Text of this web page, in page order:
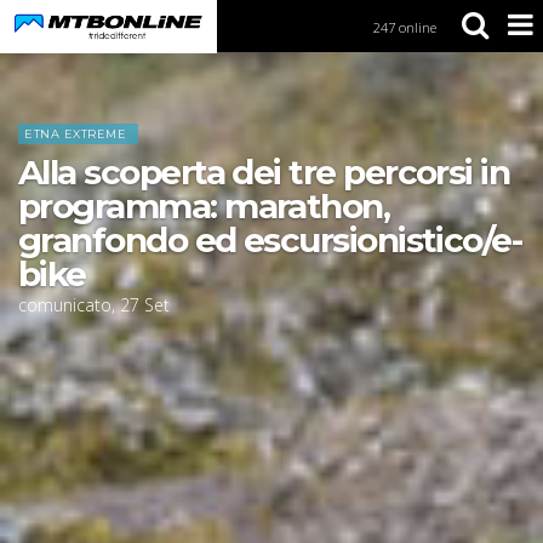
k
a
a
t
o
n
S
k
i
p
t
247 online
Home News
ETNA EXTREME
Alla scoperta dei tre percorsi in
programma: marathon,
granfondo ed escursionistico/e-
bike
comunicato,27 Set